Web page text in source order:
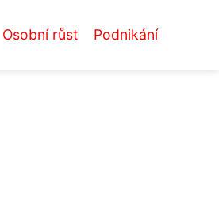
Osobní růst Podnikání